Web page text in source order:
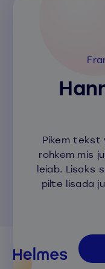
Pikem tekst
rohkem mis
leiab. Lisaks
pilte lisada